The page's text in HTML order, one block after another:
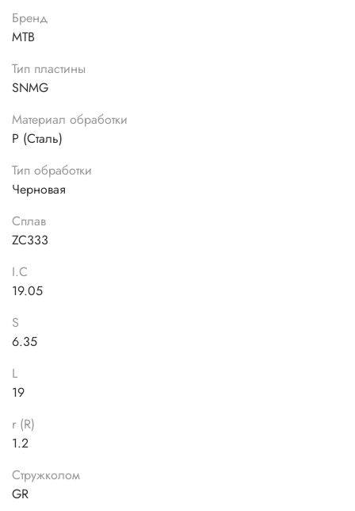
Бренд
MTB
Тип пластины
SNMG
Материал обработки
P (Сталь)
Тип обработки
Черновая
Сплав
ZC333
I.C
19.05
S
6.35
L
19
r (R)
1.2
Стружколом
GR